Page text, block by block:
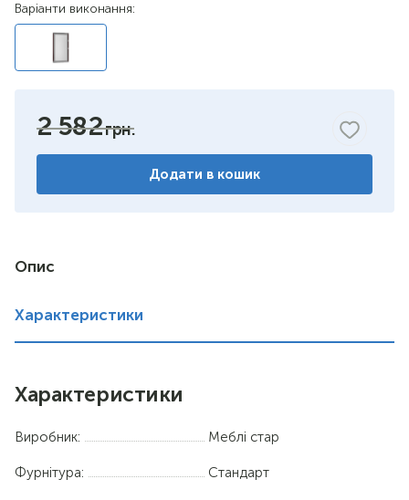
Варіанти виконання:
2 582
Додати в кошик
Опис
Характеристики
Характеристики
Виробник: Меблі стар
Фурнітура: Стандарт